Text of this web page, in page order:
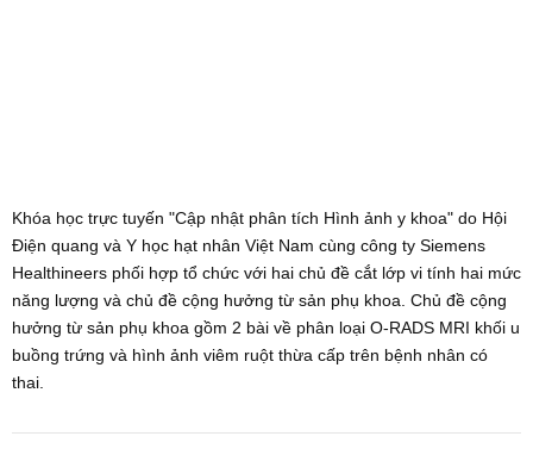
Khóa học trực tuyến "Cập nhật phân tích Hình ảnh y khoa" do Hội
Điện quang và Y học hạt nhân Việt Nam cùng công ty Siemens
Healthineers phối hợp tổ chức với hai chủ đề cắt lớp vi tính hai mức
năng lượng và chủ đề cộng hưởng từ sản phụ khoa. Chủ đề cộng
hưởng từ sản phụ khoa gồm 2 bài về phân loại O-RADS MRI khối u
buồng trứng và hình ảnh viêm ruột thừa cấp trên bệnh nhân có
thai.